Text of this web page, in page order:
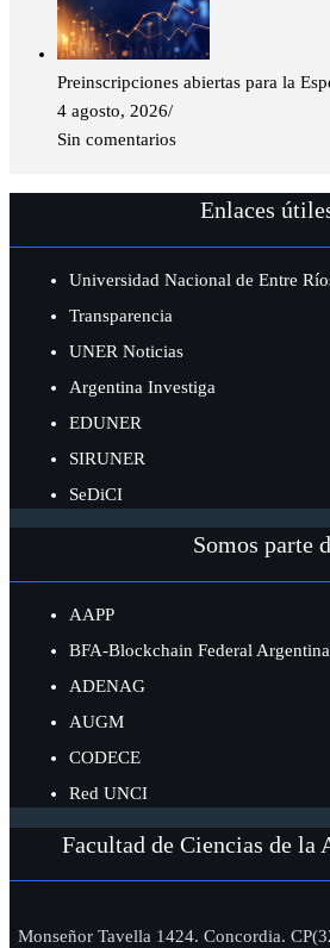
Preinscripciones abiertas para la
4 agosto, 2026/
Sin comentarios
Enlaces
Universidad Nacional de Entre
Transparencia
UNER Noticias
Argentina Investiga
EDUNER
SIRUNER
SeDiCI
Somos parte
AAPP
BFA-Blockchain Federal Argentina
ADENAG
AUGM
CODECE
Red UNCI
Facultad de Ciencias de la
Monseñor Tavella 1424. Concordia.